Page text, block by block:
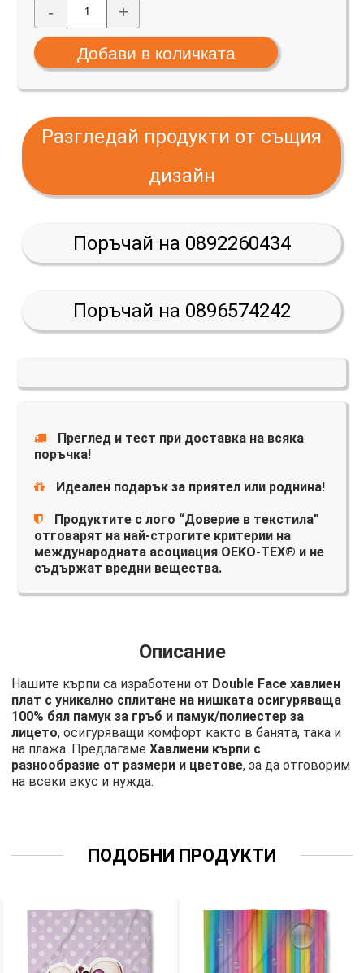
- +
Разгледай продукти от същия
дизайн
Поръчай на 0892260434
Поръчай на 0896574242
Преглед и тест при доставка на всяка
поръчка!
Идеален подарък за приятел или роднина!
Продуктите с лого “Доверие в текстила”
отговарят на най-строгите критерии на
международната асоциация OEKO-TEX® и не
съдържат вредни вещества.
Описание
Нашите кърпи са изработени от Double Face хавлиен
плат с уникално сплитане на нишката осигуряваща
100% бял памук за гръб и памук/полиестер за
лицето, осигуряващи комфорт както в банята, така и
на плажа. ПредлагамеХавлиени кърпи с
разнообразие от размери и цветове, за да отговорим
на всеки вкус и нужда.
ПОДОБНИ ПРОДУКТИ